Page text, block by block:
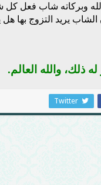
وبركاته شاب فعل
يريد التزوج بها هل
ذلك، والله العالم.
Twitter